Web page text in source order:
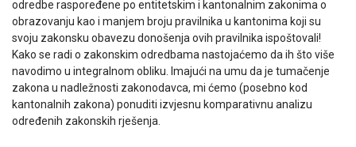
odredbe raspoređene po entitetskim i kantonalnim zakonima o
obrazovanju kao i manjem broju pravilnika u kantonima koji su
svoju zakonsku obavezu donošenja ovih pravilnika ispoštovali!
Kako se radi o zakonskim odredbama nastojaćemo da ih što više
navodimo u integralnom obliku. Imajući na umu da je tumačenje
zakona u nadležnosti zakonodavca, mi ćemo (posebno kod
kantonalnih zakona) ponuditi izvjesnu komparativnu analizu
određenih zakonskih rješenja.